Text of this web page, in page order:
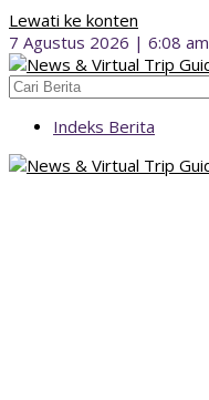
Lewati ke konten
7 Agustus 2026 | 6:08 am
Indeks Berita